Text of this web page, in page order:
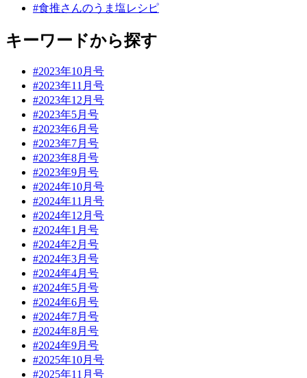
#食推さんのうま塩レシピ
キーワードから探す
#2023年10月号
#2023年11月号
#2023年12月号
#2023年5月号
#2023年6月号
#2023年7月号
#2023年8月号
#2023年9月号
#2024年10月号
#2024年11月号
#2024年12月号
#2024年1月号
#2024年2月号
#2024年3月号
#2024年4月号
#2024年5月号
#2024年6月号
#2024年7月号
#2024年8月号
#2024年9月号
#2025年10月号
#2025年11月号